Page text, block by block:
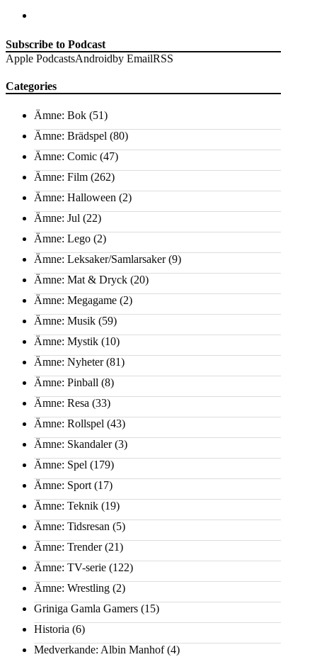
Subscribe to Podcast
Apple PodcastsAndroidby EmailRSS
Categories
Ämne: Bok (51)
Ämne: Brädspel (80)
Ämne: Comic (47)
Ämne: Film (262)
Ämne: Halloween (2)
Ämne: Jul (22)
Ämne: Lego (2)
Ämne: Leksaker/Samlarsaker(9)
Ämne: Mat & Dryck (20)
Ämne: Megagame (2)
Ämne: Musik (59)
Ämne: Mystik (10)
Ämne: Nyheter(81)
Ämne: Pinball (8)
Ämne: Resa (33)
Ämne: Rollspel (43)
Ämne: Skandaler(3)
Ämne: Spel (179)
Ämne: Sport (17)
Ämne: Teknik (19)
Ämne: Tidsresan (5)
Ämne: Trender(21)
Ämne: TV-serie (122)
Ämne: Wrestling (2)
Griniga Gamla Gamers (15)
Historia (6)
Medverkande: Albin Manhof(4)